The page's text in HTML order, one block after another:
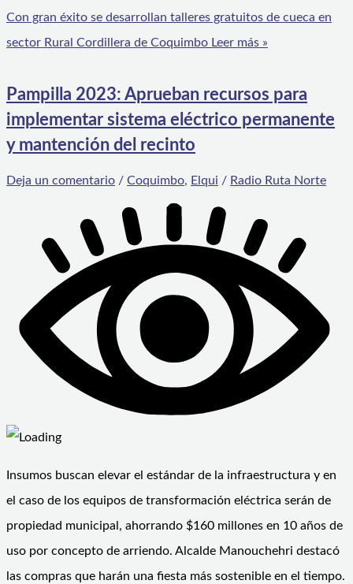
Con gran éxito se desarrollan talleres gratuitos de cueca en
sector Rural Cordillera de Coquimbo Leer más »
Pampilla 2023: Aprueban recursos para
implementar sistema eléctrico permanente
y mantención del recinto
Deja un comentario / Coquimbo, Elqui / Radio Ruta Norte
Insumos buscan elevar el estándar de la infraestructura y en
el caso de los equipos de transformación eléctrica serán de
propiedad municipal, ahorrando $160 millones en 10 años de
uso por concepto de arriendo. Alcalde Manouchehri destacó
las compras que harán una fiesta más sostenible en el tiempo.